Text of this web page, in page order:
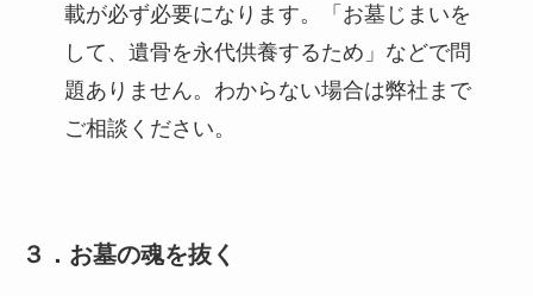
載が必ず必要になります。「お墓じまいを
して、遺骨を永代供養するため」などで問
題ありません。わからない場合は弊社まで
ご相談ください。
３．お墓の魂を抜く